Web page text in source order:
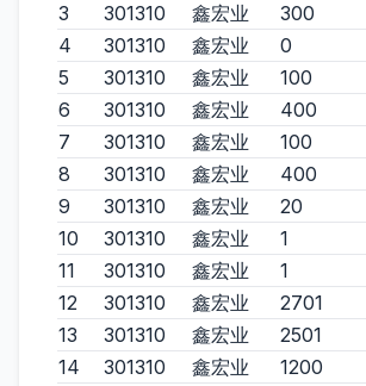
3
301310 鑫宏业 300
4
301310 鑫宏业 0
5
301310 鑫宏业 100
6
301310 鑫宏业 400
7
301310 鑫宏业 100
8
301310 鑫宏业 400
9
301310 鑫宏业 20
10
301310 鑫宏业 1
11
301310 鑫宏业 1
12
301310 鑫宏业 2701
13
301310 鑫宏业 2501
14
301310 鑫宏业 1200